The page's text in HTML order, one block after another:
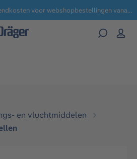
Geen administratie- en verzendkosten voor webshopbestellingen vanaf € 100,-.
en vluchtmiddelen